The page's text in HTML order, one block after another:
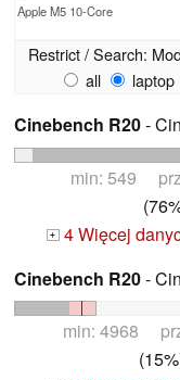
Apple M5 10-Core
Restrict / Search:
all
laptop
Cinebench R20-
min: 549
+ 4 Więcej
Cinebench R20-
min: 4968